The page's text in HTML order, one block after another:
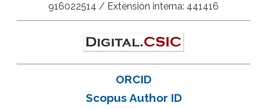
916022514 / Extensión interna: 441416
ORCID
Scopus Author ID